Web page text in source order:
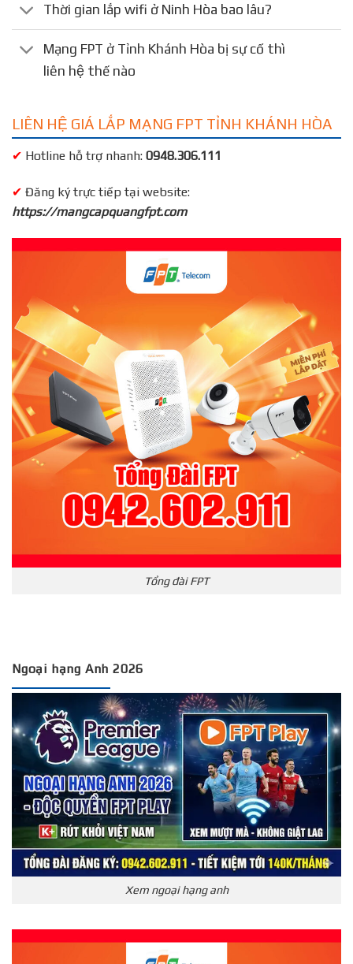
Thời gian lắp wifi ở Ninh Hòa bao lâu?
Mạng FPT ở Tỉnh Khánh Hòa bị sự cố thì
liên hệ thế nào
LIÊN HỆ GIÁ LẮP MẠNG FPT TỈNH KHÁNH HÒA
✔ Hotline hỗ trợ nhanh: 0948.306.111
✔ Đăng ký trực tiếp tại website:
https://mangcapquangfpt.com
Tổng đài FPT
Ngoại hạng Anh 2026
Xem ngoại hạng anh